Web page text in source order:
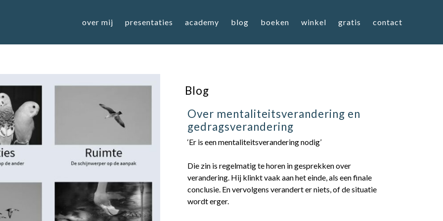
over mij presentaties academy blog boeken winkel gratis contact
Blog
Over mentaliteitsverandering en
gedragsverandering
‘Er is een mentaliteitsverandering nodig’
Die zin is regelmatig te horen in gesprekken over
verandering. Hij klinkt vaak aan het einde, als een finale
conclusie. En vervolgens verandert er niets, of de situatie
wordt erger.